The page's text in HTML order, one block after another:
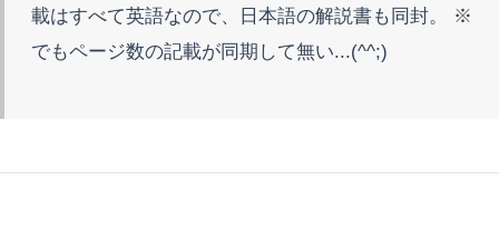
載はすべて英語なので、日本語の解説書も同封。 ※
でもページ数の記載が同期して無い...(^^;)